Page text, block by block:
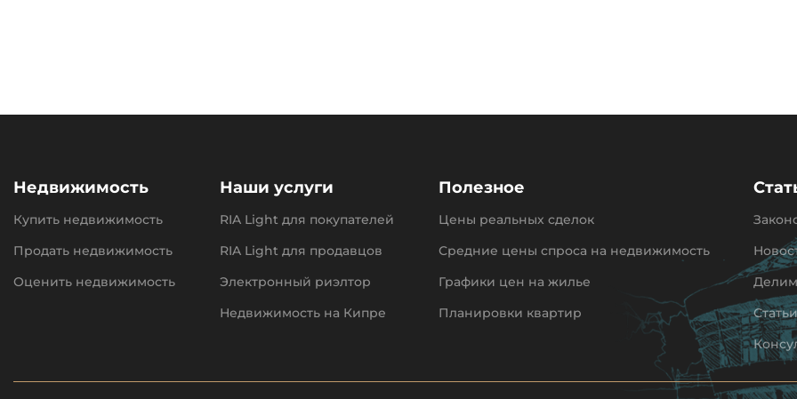
Недвижимость
Купить недвижимость
Продать недвижимость
Оценить недвижимость
Наши услуги
RIA Light для покупателей
RIA Light для продавцов
Электронный риэлтор
Недвижимость на Кипре
Полезное
Цены реальных сделок
Средние цены спроса на недвижимость
Графики цен на жилье
Планировки квартир